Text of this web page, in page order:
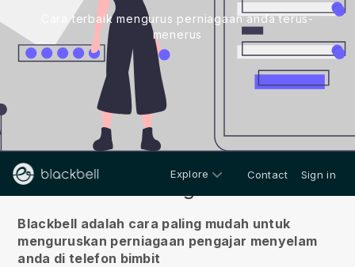
Cara terbaik mengurus perniagaan anda terus-
menerus
Explore Contact Sign in
Blackbell adalah cara paling mudah untuk
menguruskan perniagaan pengajar menyelam
anda di telefon bimbit